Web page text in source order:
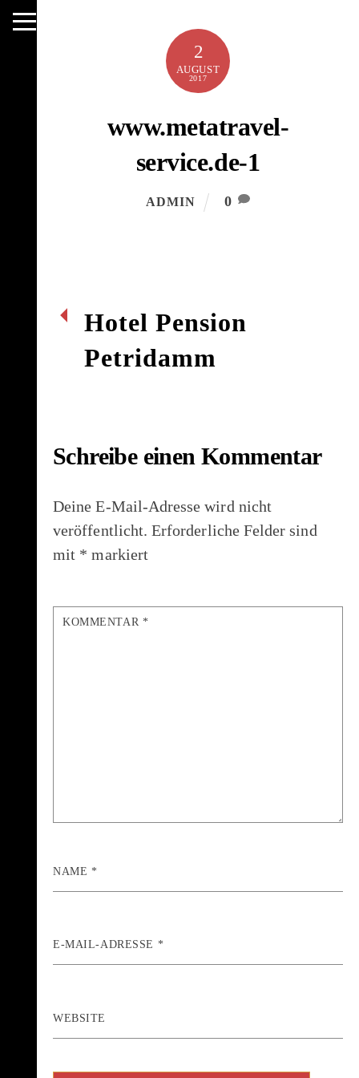
Skip
2
AUGUST
2017
www.metatravel-
service.de-1
ADMIN 0
Hotel Pension
Petridamm
Schreibe einen Kommentar
Deine E-Mail-Adresse wird nicht
veröffentlicht. Erforderliche Felder sind
mit * markiert
KOMMENTAR *
NAME *
E-MAIL-ADRESSE *
WEBSITE